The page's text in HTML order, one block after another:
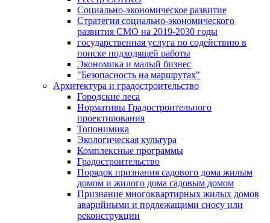
Социально-экономическое развитие
Стратегия социально-экономического
развития СМО на 2019-2030 годы
государственная услуга по содействию в
поиске подходящей работы
Экономика и малый бизнес
"Безопасность на маршрутах"
Архитектура и градостроительство
Городские леса
Нормативы Градостроительного
проектирования
Топонимика
Экологическая культура
Комплексные программы
Градостроительство
Порядок признания садового дома жилым
домом и жилого дома садовым домом
Признание многоквартирных жилых домов
аварийными и подлежащими сносу или
реконструкции